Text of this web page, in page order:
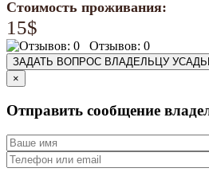
Стоимость проживания:
15$
Отзывов: 0
ЗАДАТЬ ВОПРОС ВЛАДЕЛЬЦУ
×
Отправить сообщение